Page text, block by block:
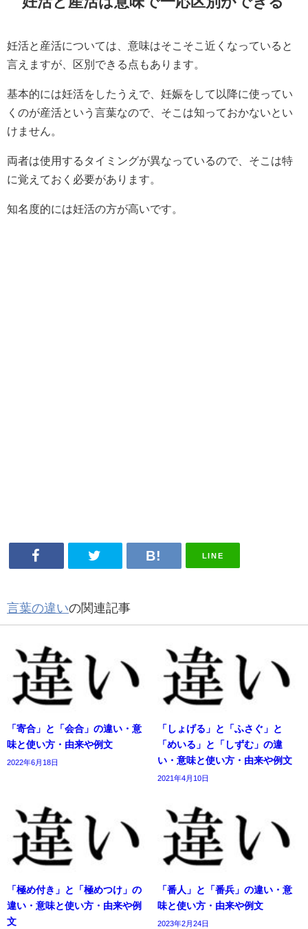
妊活と産活については、意味はそこそこ近くなっていると
言えますが、区別できる点もあります。
基本的には妊活をしたうえで、妊娠をして以降に使ってい
くのが産活という言葉なので、そこは知っておかないとい
けません。
両者は使用するタイミングが異なっているので、そこは特
に覚えておく必要があります。
知名度的には妊活の方が高いです。
LINE
言葉の違いの関連記事
「寄合」と「会合」の違い・意
味と使い方・由来や例文
2022年6月18日
「しょげる」と「ふさぐ」と
「めいる」と「しずむ」の違
い・意味と使い方・由来や例文
2021年4月10日
「極め付き」と「極めつけ」の
違い・意味と使い方・由来や例
文
「番人」と「番兵」の違い・意
味と使い方・由来や例文
2023年2月24日